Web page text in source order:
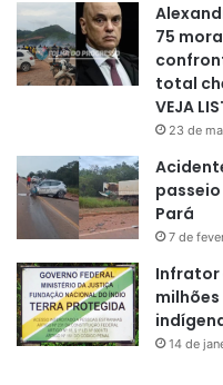
75
total
VEJA
23 de
passeio
Pará
7 de
Infrator
14 de